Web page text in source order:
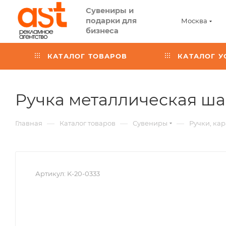
Сувениры и
подарки для
бизнеса
Москва
КАТАЛОГ ТОВАРОВ КАТАЛОГ
Ручка металлическая
Главная — Каталог товаров — Сувениры — Ручки,
Артикул: K-20-0333